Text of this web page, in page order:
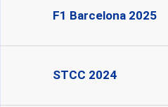
F1 Barcelona 2025
STCC 2024